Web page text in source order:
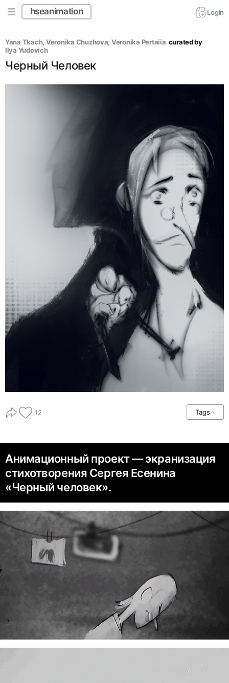
hseanimation Login
Yana Tkach, Veronika Chuzhova, Veronika Pertaiia curated by
Ilya Yudovich
Черный Человек
12 Tags
Анимационный проект — экранизация
стихотворения Сергея Есенина
«Черный человек».